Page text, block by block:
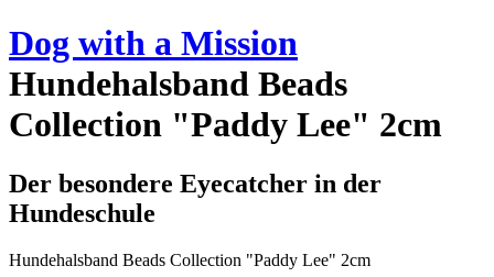
Dog with a Mission
Hundehalsband Beads
Collection "Paddy Lee" 2cm
Der besondere Eyecatcher in der
Hundeschule
Hundehalsband Beads Collection "Paddy Lee" 2cm